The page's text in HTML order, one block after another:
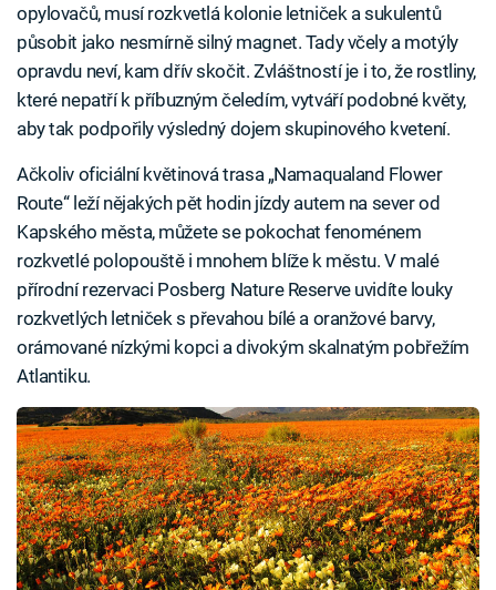
opylovačů, musí rozkvetlá kolonie letniček a sukulentů
působit jako nesmírně silný magnet. Tady včely a motýly
opravdu neví, kam dřív skočit. Zvláštností je i to, že rostliny,
které nepatří k příbuzným čeledím, vytváří podobné květy,
aby tak podpořily výsledný dojem skupinového kvetení.
Ačkoliv oficiální květinová trasa „Namaqualand Flower
Route“ leží nějakých pět hodin jízdy autem na sever od
Kapského města, můžete se pokochat fenoménem
rozkvetlé polopouště i mnohem blíže k městu. V malé
přírodní rezervaci Posberg Nature Reserve uvidíte louky
rozkvetlých letniček s převahou bílé a oranžové barvy,
orámované nízkými kopci a divokým skalnatým pobřežím
Atlantiku.